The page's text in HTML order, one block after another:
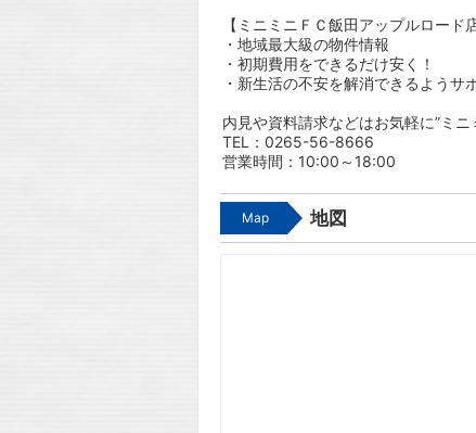
【ミニミニＦＣ飯田アップルロード
・地域最大級の物件情報
・初期費用をできるだけ安く！
・新生活の不安を解消できるようサ
内見や資料請求などはお気軽に”ミ
TEL：0265-56-8666
営業時間：10:00～18:00
Map 地図